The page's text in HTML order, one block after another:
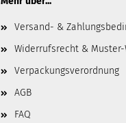
Versand- &
Widerrufsrecht &
Verpackungsverordnung
AGB
FAQ